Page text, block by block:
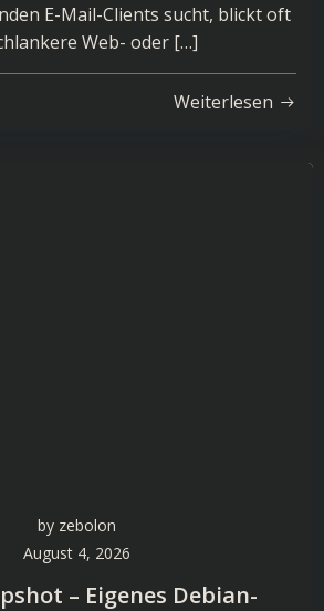
E-Mail-Clients sucht, blickt oft
Web- oder […]
Weiterlesen
by zebolon
August 4, 2026
– Eigenes Debian-